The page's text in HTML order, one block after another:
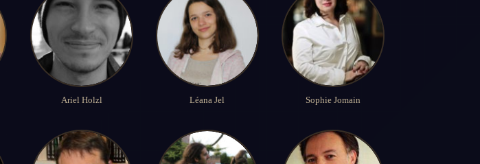
Ariel Holzl Léana Jel Sophie Jomain